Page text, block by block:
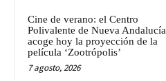
Cine de verano: el Centro
Polivalente de Nueva Andalucía
acoge hoy la proyección de la
película ‘Zootrópolis’
7 agosto, 2026